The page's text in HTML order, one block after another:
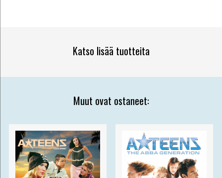
Katso lisää tuotteita
Muut ovat ostaneet: